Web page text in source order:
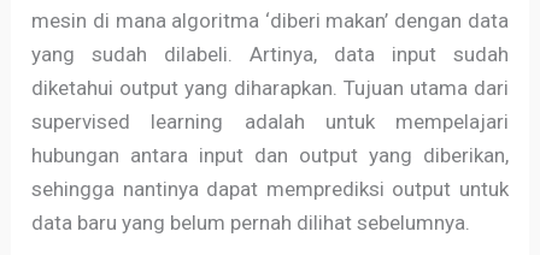
mesin di mana algoritma ‘diberi makan’ dengan data
yang sudah dilabeli. Artinya, data input sudah
diketahui output yang diharapkan. Tujuan utama dari
supervised learning adalah untuk mempelajari
hubungan antara input dan output yang diberikan,
sehingga nantinya dapat memprediksi output untuk
data baru yang belum pernah dilihat sebelumnya.